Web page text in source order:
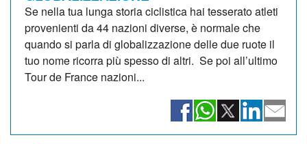
Se nella tua lunga storia ciclistica hai tesserato atleti
provenienti da 44 nazioni diverse, è normale che
quando si parla di globalizzazione delle due ruote il
tuo nome ricorra più spesso di altri. Se poi all’ultimo
Tour de France nazioni...